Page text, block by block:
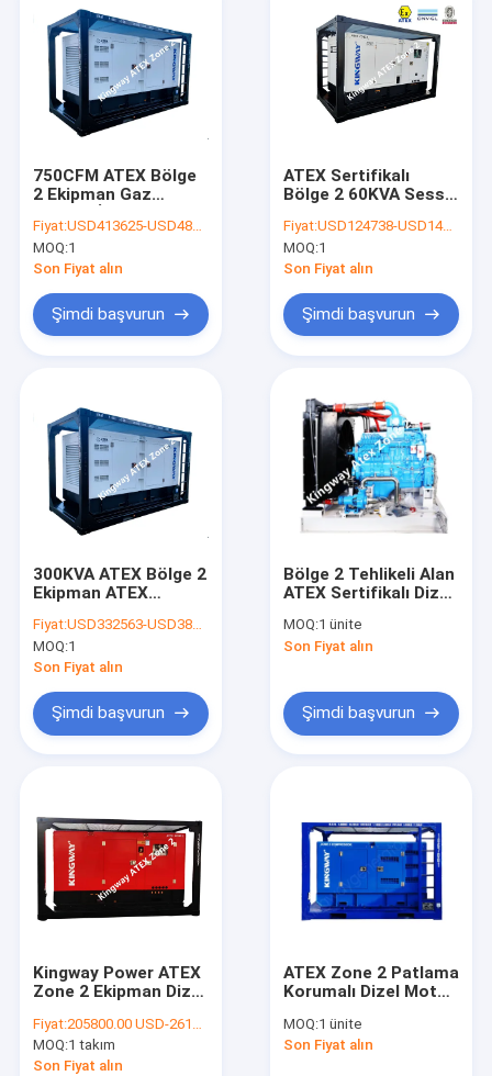
Ürünler
Hakkımızda
Fabrika turu
Haberler
Tüm servis talepleri
Dizel jeneratör
ATEX Zone 2 Ekipmanı
Nakliye Konteyner Çerçevesi
Taşınabilir Jeneratör
750CFM ATEX Bölge
2 Ekipman Gaz
Dizel Motor
Fiyat:USD413625-USD486000
MOQ:1
Son Fiyat alın
Şimdi başvurun
ATEX Sertifikalı
Bölge 2 60KVA Sessiz
Entegre Kaldırma
Çerçevesi
Fiyat:USD124738-USD145000
MOQ:1
Son Fiyat alın
Şimdi başvurun
300KVA ATEX Bölge 2
Ekipman ATEX
Fiyat:USD332563-USD382564
MOQ:1
Son Fiyat alın
Şimdi başvurun
Bölge 2 Tehlikeli Alan
ATEX Sertifikalı Dizel
80HP
MOQ:1 ünite
Son Fiyat alın
Şimdi başvurun
Kingway Power ATEX
Zone 2 Ekipman Dizel
100KVA
Fiyat:205800.00 USD-261000.00 USD
MOQ:1 takım
Son Fiyat alın
ATEX Zone 2 Patlama
Korumalı Dizel Motor
186CFM 100 Psi
MOQ:1 ünite
Son Fiyat alın